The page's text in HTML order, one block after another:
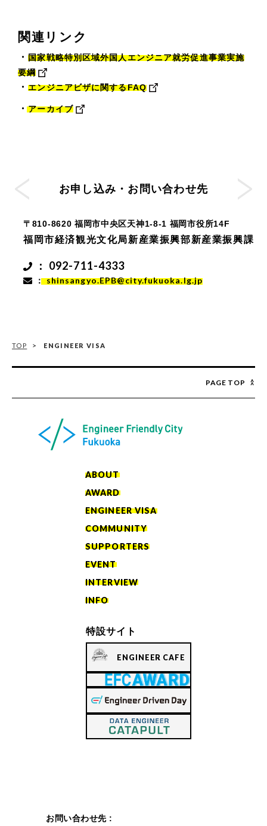
関連リンク
国家戦略特別区域外国人エンジニア就労促進事業実施
要綱
エンジニアビザに関するFAQ
アーカイブ
お申し込み・お問い合わせ先
〒810-8620 福岡市中央区天神1-8-1 福岡市役所14F
福岡市経済観光文化局新産業振興部新産業振興課
： 092-711-4333
： shinsangyo.EPB@city.fukuoka.lg.jp
TOP ENGINEER VISA
PAGE TOP
ABOUT
AWARD
ENGINEER VISA
COMMUNITY
SUPPORTERS
EVENT
INTERVIEW
INFO
お問い合わせ先 :
特設サイト
ENGINEER CAFE